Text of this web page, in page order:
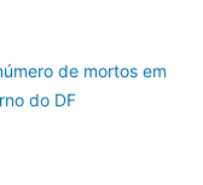
de mortos em
do DF